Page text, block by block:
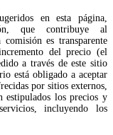
en esta página,
que contribuye al
es transparente
del precio (el
a través de este sitio
está obligado a aceptar
por sitios externos,
estipulados los precios y
incluyendo los